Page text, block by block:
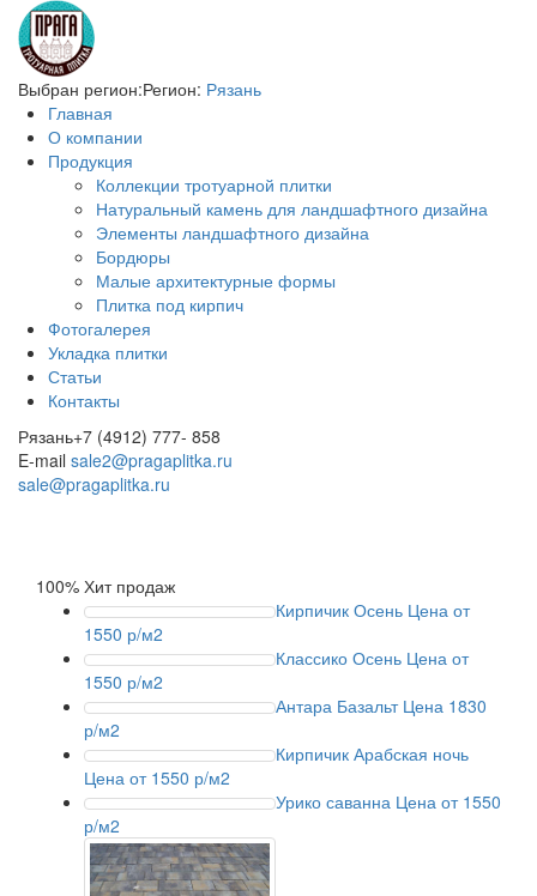
Выбран регион:Регион: Рязань
Главная
О компании
Продукция
Коллекции тротуарной плитки
Натуральный камень для ландшафтного дизайна
Элементы ландшафтного дизайна
Бордюры
Малые архитектурные формы
Плитка под кирпич
Фотогалерея
Укладка плитки
Статьи
Контакты
Рязань+7 (4912) 777- 858
E-mail sale2@pragaplitka.ru
sale@pragaplitka.ru
100% Хит продаж
Кирпичик Осень Цена от
1550 р/м2
Классико Осень Цена от
1550 р/м2
Антара БазальтЦена 1830
р/м2
Кирпичик Арабская ночь
Цена от 1550 р/м2
Урико саванна Цена от 1550
р/м2